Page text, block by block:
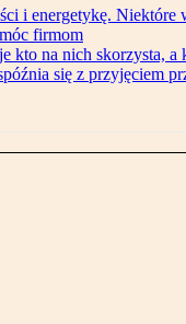
i energetykę. Niektóre
firmom
kto na nich skorzysta, a
się z przyjęciem